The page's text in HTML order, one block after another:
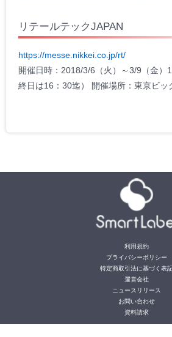
リテールテックJAPAN
https://messe.nikkei.co.jp/rt/
開催日時：2018/3/6（火）～3/9（金）
終日は16：30迄） 開催場所：東京ビッ
利用規約
プライバシーポリシー
特定商取引法に基づく表
運営会社
ニュースリリース
お問い合わせ
資料請求